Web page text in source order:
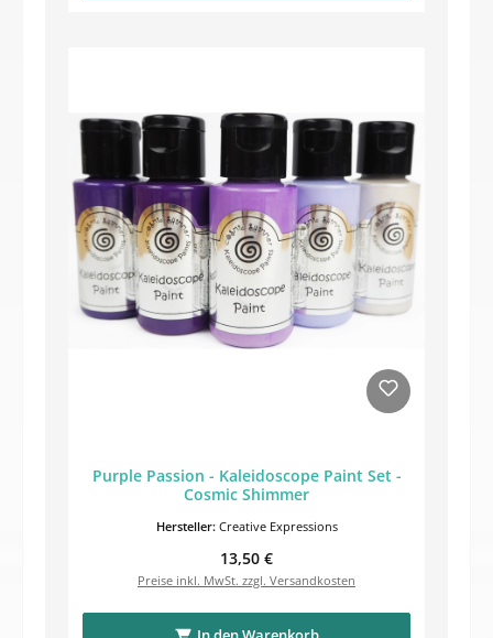
Purple Passion - Kaleidoscope Paint Set -
Cosmic Shimmer
Hersteller: Creative Expressions
Regulärer Preis:
13,50 €
Preise inkl. MwSt. zzgl. Versandkosten